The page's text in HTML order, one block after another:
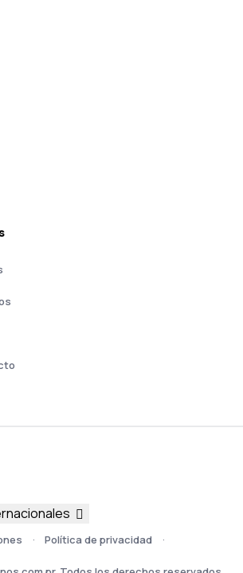
Política de privacidad